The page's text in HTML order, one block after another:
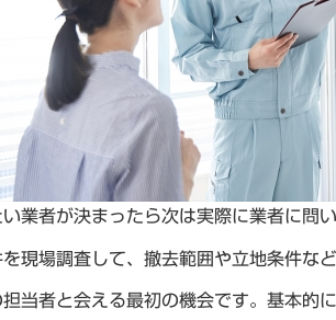
業者が決まったら次は実際に業者に問
現場調査して、撤去範囲や立地条件な
当者と会える最初の機会です。基本的